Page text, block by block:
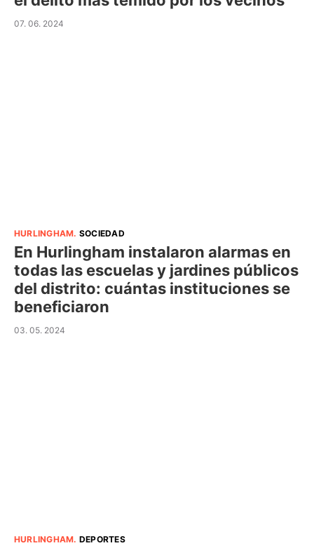
07. 06. 2024
HURLINGHAM. SOCIEDAD
En Hurlingham instalaron alarmas en
todas las escuelas y jardines públicos
del distrito: cuántas instituciones se
beneficiaron
03. 05. 2024
HURLINGHAM. DEPORTES